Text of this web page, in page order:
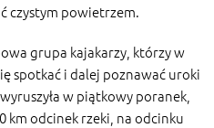
czystym powietrzem.
grupa kajakarzy, którzy w
spotkać i dalej poznawać uroki
w piątkowy poranek,
km odcinek rzeki, na odcinku